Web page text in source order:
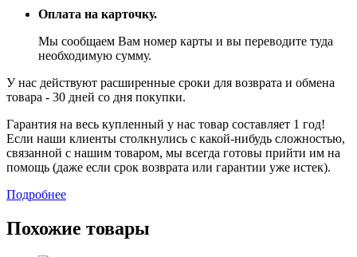
Оплата на карточку.
Мы сообщаем Вам номер карты и вы переводите туда
необходимую сумму.
У нас действуют расширенные сроки для возврата и обмена
товара - 30 дней со дня покупки.
Гарантия на весь купленный у нас товар составляет 1 год!
Если наши клиенты столкнулись с какой-нибудь сложностью,
связанной с нашим товаром, мы всегда готовы прийти им на
помощь (даже если срок возврата или гарантии уже истек).
Подробнее
Похожие товары